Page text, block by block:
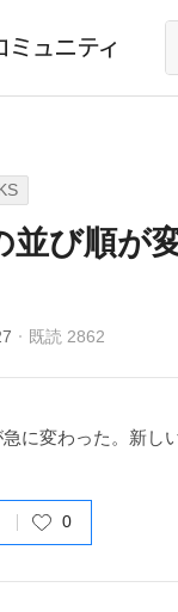
並び順が
既読 2862
に変わった。新し
0